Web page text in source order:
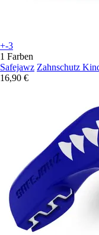
+-3
1 Farben
Safejawz Zahnschutz
16,90 €